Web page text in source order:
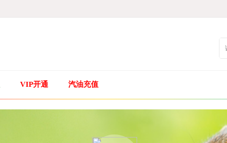
VIP开通 汽油充值